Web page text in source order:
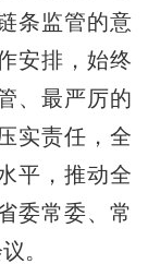
条监管的意
安排，始终
、最严厉的
实责任，全
平，推动全
委常委、常
。